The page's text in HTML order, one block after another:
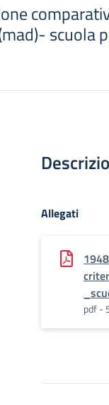
scuola
Allegati
pdf -